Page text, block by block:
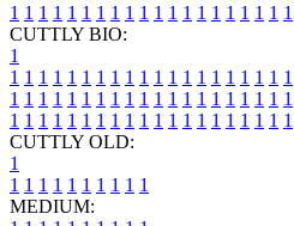
1 1 1 1 1 1 1 1 1 1 1 1 1 1 1 1 1 1 1 1
CUTTLY BIO:
1
1 1 1 1 1 1 1 1 1 1 1 1 1 1 1 1 1 1 1 1
1 1 1 1 1 1 1 1 1 1 1 1 1 1 1 1 1 1 1 1
1 1 1 1 1 1 1 1 1 1 1 1 1 1 1 1 1 1 1 1
CUTTLY OLD:
1
1 1 1 1 1 1 1 1 1 1
MEDIUM: